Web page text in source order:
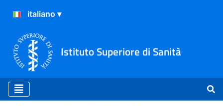
Istituto Superiore di Sanità